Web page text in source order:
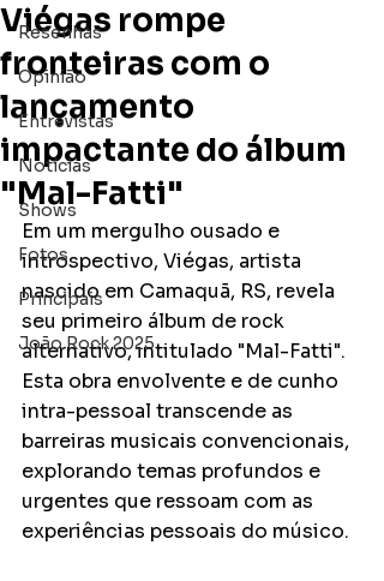
Resenhas
Opinião
Entrevistas
Notícias
Shows
Fotos
Principais
João Rock 2025
Viégas rompe
fronteiras com o
lançamento
impactante do álbum
"Mal-Fatti"
Em um mergulho ousado e
introspectivo, Viégas, artista
nascido em Camaquã, RS, revela
seu primeiro álbum de rock
alternativo, intitulado "Mal-Fatti".
Esta obra envolvente e de cunho
intra-pessoal transcende as
barreiras musicais convencionais,
explorando temas profundos e
urgentes que ressoam com as
experiências pessoais do músico.